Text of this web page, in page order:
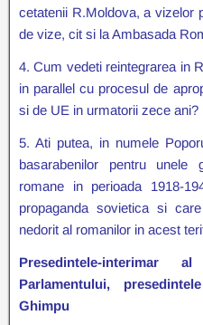
cetatenii R.Moldova, a vizelor
de vize, cit si la Ambasada
4. Cum vedeti reintegrarea in
in parallel cu procesul de
si de UE in urmatorii zece ani?
5. Ati putea, in numele
basarabenilor pentru unele
romane in perioada 1918-
propaganda sovietica si
nedorit al romanilor in acest
Presedintele-interimar
Parlamentului,
Ghimpu